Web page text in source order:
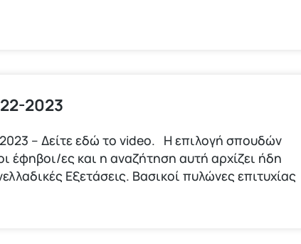
2023
– Δείτε εδώ το video. Η επιλογή σπουδών
έφηβοι/ες και η αναζήτηση αυτή αρχίζει ήδη
Εξετάσεις. Βασικοί πυλώνες επιτυχίας